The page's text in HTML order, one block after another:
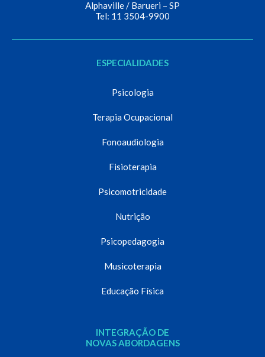
Alphaville / Barueri – SP
Tel: 11 3504-9900
ESPECIALIDADES
Psicologia
Terapia Ocupacional
Fonoaudiologia
Fisioterapia
Psicomotricidade
Nutrição
Psicopedagogia
Musicoterapia
Educação Física
INTEGRAÇÃO DE
NOVAS ABORDAGENS